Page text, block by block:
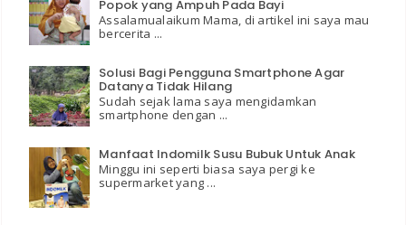
Popok yang Ampuh Pada Bayi
Assalamualaikum Mama, di artikel ini saya mau
bercerita ...
Solusi Bagi Pengguna Smartphone Agar
Datanya Tidak Hilang
Sudah sejak lama saya mengidamkan
smartphone dengan ...
Manfaat Indomilk Susu Bubuk Untuk Anak
Minggu ini seperti biasa saya pergi ke
supermarket yang ...